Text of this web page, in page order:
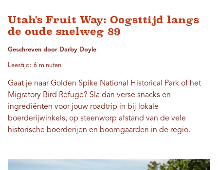
Utah's Fruit Way: Oogsttijd langs
de oude snelweg 89
Geschreven door Darby Doyle
Leestijd: 6 minuten
Gaat je naar Golden Spike National Historical Park of het
Migratory Bird Refuge? Sla dan verse snacks en
ingrediënten voor jouw roadtrip in bij lokale
boerderijwinkels, op steenworp afstand van de vele
historische boerderijen en boomgaarden in de regio.